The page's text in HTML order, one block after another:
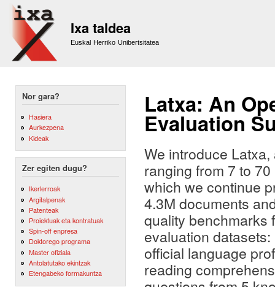
Ixa taldea
Euskal Herriko Unibertsitatea
Nor gara?
Hasiera
Aurkezpena
Kideak
Zer egiten dugu?
Ikerlerroak
Argitalpenak
Patenteak
Proiektuak eta kontratuak
Spin-off enpresa
Doktorego programa
Master ofiziala
Antolatutako ekintzak
Etengabeko formakuntza
Latxa: An
Evaluation
We introduce
ranging from 7 to
which we continue
4.3M documents
quality benchmarks
evaluation
official language
reading